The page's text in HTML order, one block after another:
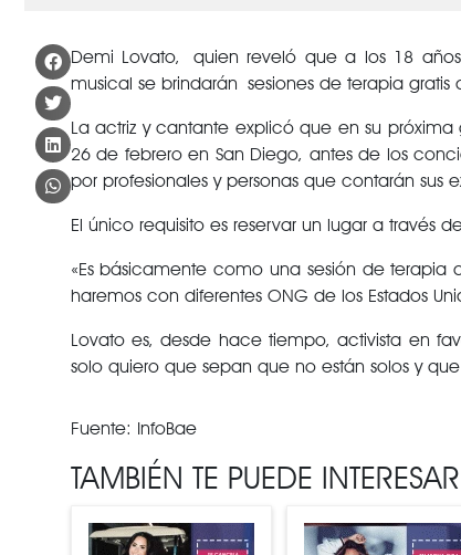
Demi Lovato, quien reveló que a los 18
musical se brindarán sesiones de terapia gratis
La actriz y cantante explicó que en su
26 de febrero en San Diego, antes de los
por profesionales y personas que contarán sus
El único requisito es reservar un lugar a través
«Es básicamente como una sesión de
haremos con diferentes ONG de los Estados
Lovato es, desde hace tiempo, activista en
solo quiero que sepan que no están solos y
Fuente: InfoBae
TAMBIÉN TE PUEDE INTERESAR